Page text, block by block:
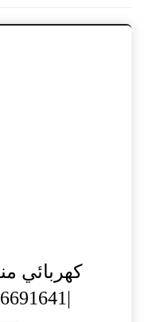
كهربائي
|0506691641| معلم كهرباء